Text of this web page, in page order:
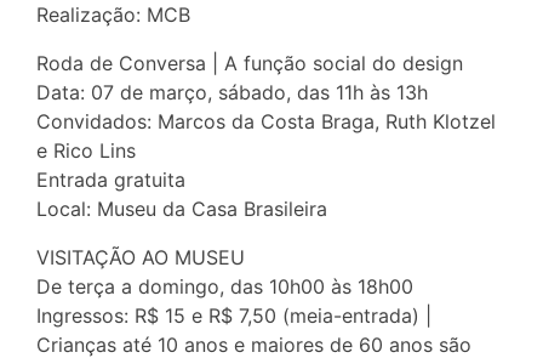
Realização: MCB
Roda de Conversa | A função social do design
Data: 07 de março, sábado, das 11h às 13h
Convidados: Marcos da Costa Braga, Ruth Klotzel
e Rico Lins
Entrada gratuita
Local: Museu da Casa Brasileira
VISITAÇÃO AO MUSEU
De terça a domingo, das 10h00 às 18h00
Ingressos: R$ 15 e R$ 7,50 (meia-entrada) |
Crianças até 10 anos e maiores de 60 anos são